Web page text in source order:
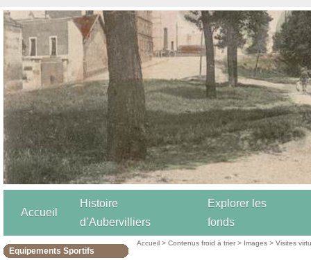
Accueil
Histoire
d’Aubervilliers
Explorer les
fonds
Equipements Sportifs
Accueil >Contenus froid à trier > Images >Visites